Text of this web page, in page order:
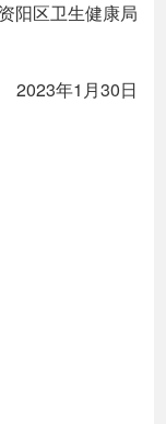
阳区卫生健康局
2023年1月30日